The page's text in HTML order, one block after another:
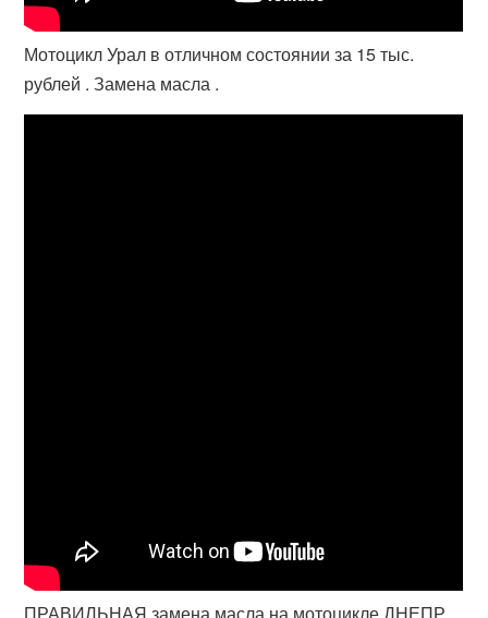
Мотоцикл Урал в отличном состоянии за 15 тыс.
рублей . Замена масла .